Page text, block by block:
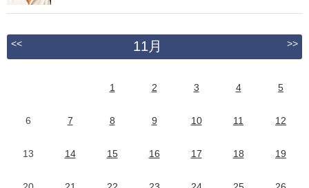
<< 11月 >>
1 2 3 4 5
6 7 8 9 10 11 12
13 14 15 16 17 18 19